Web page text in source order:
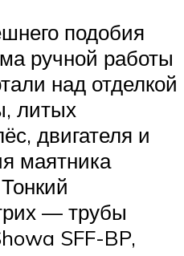
подобия
ручной работы
над отделкой
литых
двигателя и
маятника
— трубы
SFF-BP,